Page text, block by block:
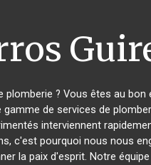
? Vous êtes au bon
de services de
interviennent
c'est pourquoi nous nous
la paix d'esprit. Notre équipe